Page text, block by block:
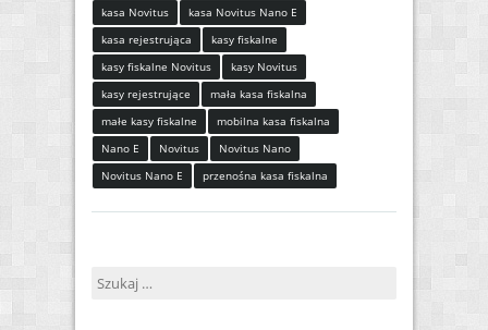
kasa Novitus
kasa Novitus Nano E
kasa rejestrująca
kasy fiskalne
kasy fiskalne Novitus
kasy Novitus
kasy rejestrujące
mała kasa fiskalna
małe kasy fiskalne
mobilna kasa fiskalna
Nano E
Novitus
Novitus Nano
Novitus Nano E
przenośna kasa fiskalna
Szukaj: